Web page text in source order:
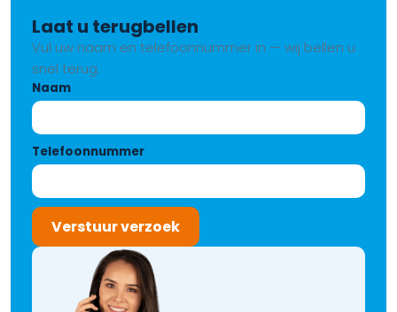
Laat u terugbellen
Vul uw naam en telefoonnummer in — wij bellen u
snel terug.
Naam
Telefoonnummer
Verstuur verzoek